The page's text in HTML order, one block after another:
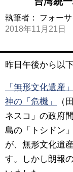
執筆者： フォー
2018年11月21日
昨日午後から以
「無形文化遺産
神の「危機」
（
ネスコ」の政府
島の「トシドン
が、無形文化遺
す。しかし朗報